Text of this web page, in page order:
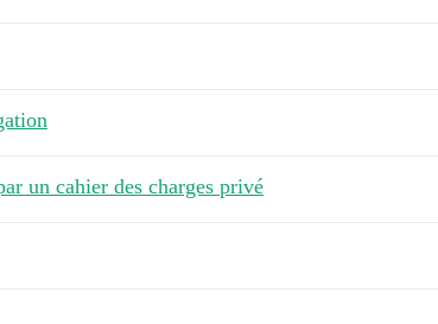
un cahier des charges privé